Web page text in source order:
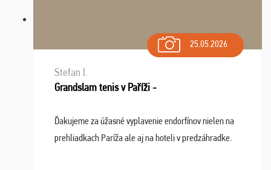
25.05.2026
Stefan I.
Grandslam tenis v Paříži -
Ďakujeme za úžasné vyplavenie endorfínov nielen na
prehliadkach Paríža ale aj na hoteli v predzáhradke.